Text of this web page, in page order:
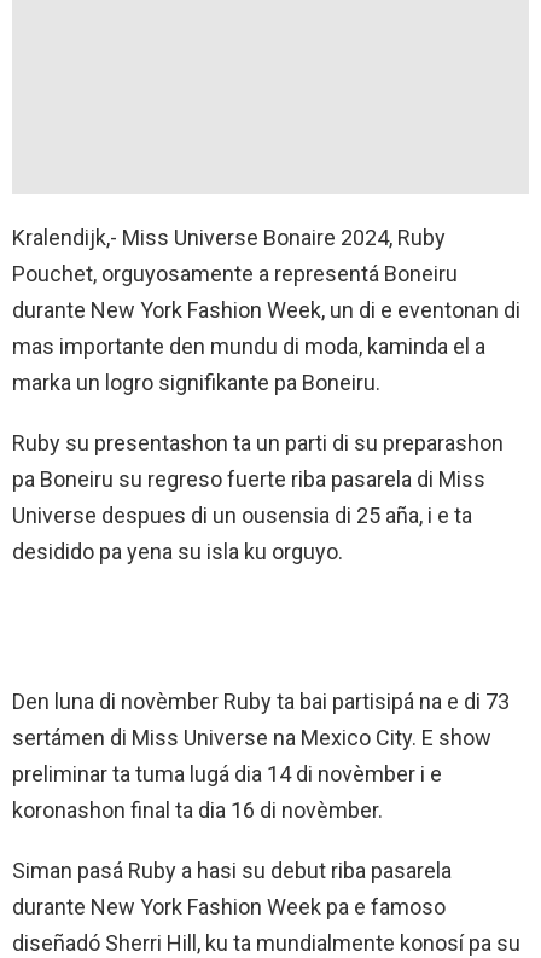
Kralendijk,- Miss Universe Bonaire 2024, Ruby
Pouchet, orguyosamente a representá Boneiru
durante New York Fashion Week, un di e eventonan di
mas importante den mundu di moda, kaminda el a
marka un logro signifikante pa Boneiru.
Ruby su presentashon ta un parti di su preparashon
pa Boneiru su regreso fuerte riba pasarela di Miss
Universe despues di un ousensia di 25 aña, i e ta
desidido pa yena su isla ku orguyo.
Den luna di novèmber Ruby ta bai partisipá na e di 73
sertámen di Miss Universe na Mexico City. E show
preliminar ta tuma lugá dia 14 di novèmber i e
koronashon final ta dia 16 di novèmber.
Siman pasá Ruby a hasi su debut riba pasarela
durante New York Fashion Week pa e famoso
diseñadó Sherri Hill, ku ta mundialmente konosí pa su